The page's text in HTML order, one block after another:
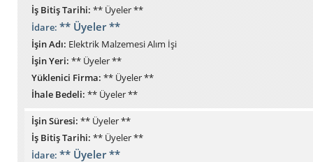
İş Bitiş Tarihi:** Üyeler **
İdare:** Üyeler **
İşin Adı:Elektrik Malzemesi Alım İşi
İşin Yeri:** Üyeler **
Yüklenici Firma:** Üyeler **
İhale Bedeli:** Üyeler **
İşin Süresi: ** Üyeler **
İş Bitiş Tarihi: ** Üyeler **
İdare: ** Üyeler **